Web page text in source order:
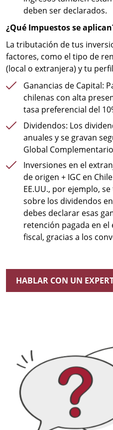
deben ser declarados.
¿Qué Impuestos se
La tributación de tus
factores, como el tipo de
(local o extranjera) y tu
Ganancias de Capital:
chilenas con alta
tasa preferencial del
Dividendos: Los
anuales y se gravan
Global
Inversiones en el
de origen + IGC en
EE.UU., por ejemplo,
sobre los dividendos
debes declarar esas
retención pagada en
fiscal, gracias a los
HABLAR CON UN